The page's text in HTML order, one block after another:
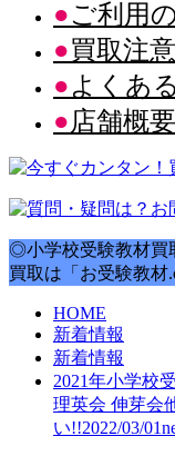
ご利用
買取注
よくあ
店舗概要
◎小学校受験教材
買取は「お受験教材
HOME
新着情報
新着情報
2021年小学校
理英会 伸芽会
い!!2022/03/